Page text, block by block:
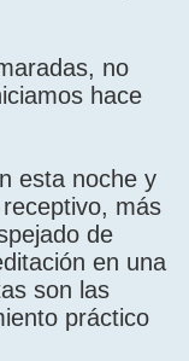
no
hace
esta noche y
más
de
en una
son las
práctico